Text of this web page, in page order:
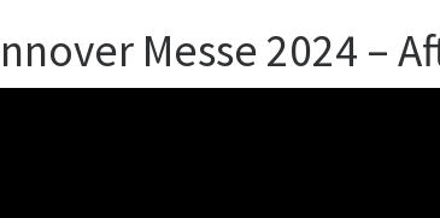
Messe 2024 –